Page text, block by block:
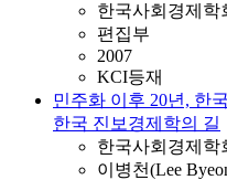
한국사회경제학
편집부
2007
KCI등재
민주화 이후 20년, 한
한국 진보경제학의 길
한국사회경제학
이병천(Lee